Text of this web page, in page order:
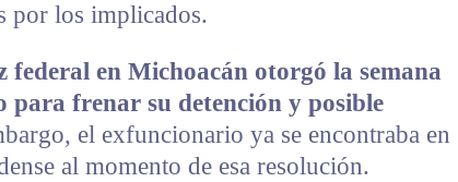
por los implicados.
federal en Michoacán otorgó la semana
para frenar su detención y posible
el exfuncionario ya se encontraba en
al momento de esa resolución.